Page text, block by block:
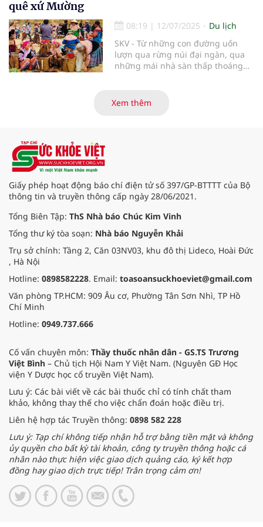
quê xứ Mường
08:19 | 12/07/2025
Du lịch
SKV - Từ những con đường uốn
lượn qua rừng núi đại ngàn, qua
những mái nhà sàn thấp thoáng
một bức tranh sống động, mộc
mạc và đậm chất nhân văn. Ở nơi
Xem thêm
Giấy phép hoạt động báo chí điện tử số 397/GP-BTTTT của Bộ
thông tin và truyền thông cấp ngày 28/06/2021.
Tổng Biên Tập: ThS Nhà báo Chúc Kim Vinh
Tổng thư ký tòa soạn: Nhà báo Nguyễn Khải
Trụ sở chính: Tầng 2, Căn 03NV03, khu đô thị Lideco, Hoài Đức
, Hà Nội
Hotline: 0898582228. Email: toasoansuckhoeviet@gmail.com
Văn phòng TP.HCM: 909 Âu cơ, Phường Tân Sơn Nhì, TP Hồ
Chí Minh
Hotline: 0949.737.666
Cố vấn chuyên môn: Thầy thuốc nhân dân - GS.TS Trương
Việt Bình – Chủ tịch Hội Nam Y Việt Nam. (Nguyên GĐ Học
viện Y Dược học cổ truyền Việt Nam).
Lưu ý: Các bài viết về các bài thuốc chỉ có tính chất tham
khảo, không thay thế cho việc chẩn đoán hoặc điều trị.
Liên hệ hợp tác Truyền thông: 0898 582 228
Lưu ý: Tạp chí không tiếp nhận hỗ trợ bằng tiền mặt và không
ủy quyền cho bất kỳ tài khoản, công ty truyền thông hoặc cá
nhân nào thực hiện việc giao dịch quảng cáo, ký kết hợp
đồng hay giao dịch trực tiếp! Trân trọng cảm ơn!